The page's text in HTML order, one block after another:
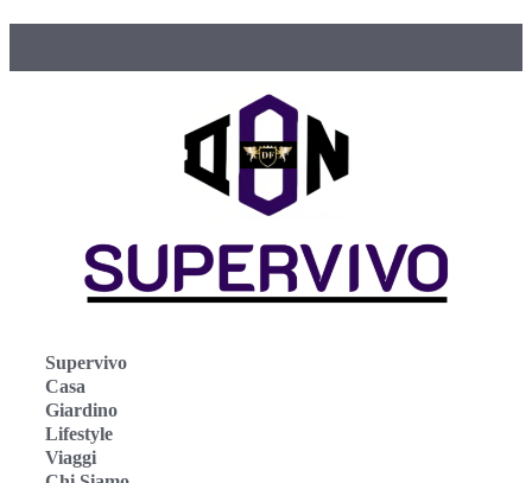
Supervivo
Casa
Giardino
Lifestyle
Viaggi